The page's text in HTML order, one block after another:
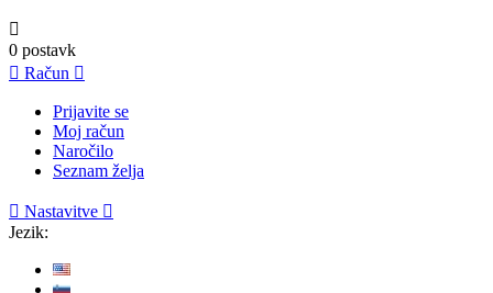

0 postavk
 Račun 
Prijavite se
Moj račun
Naročilo
Seznam želja
 Nastavitve 
Jezik: